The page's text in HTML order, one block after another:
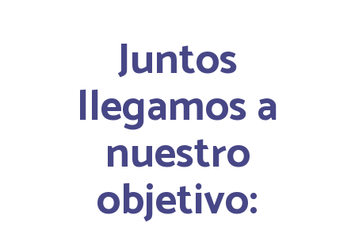
Juntos
llegamos a
nuestro
objetivo: